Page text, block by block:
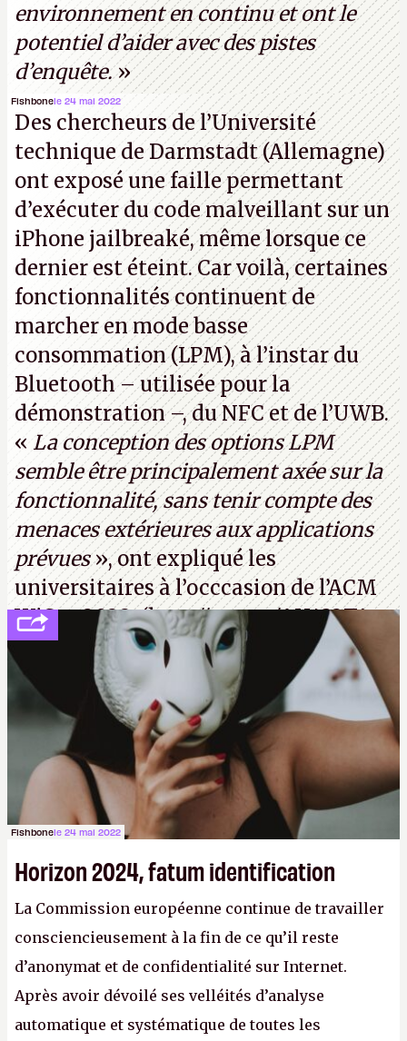
environnement en continu et ont le
potentiel d’aider avec des pistes
d’enquête.»
Fishbonele 24 mai 2022
Des chercheurs de l’Université
technique de Darmstadt (Allemagne)
ont exposé une faille permettant
d’exécuter du code malveillant sur un
iPhone jailbreaké, même lorsque ce
dernier est éteint. Car voilà, certaines
fonctionnalités continuent de
marcher en mode basse
consommation (LPM), à l’instar du
Bluetooth – utilisée pour la
démonstration –, du NFC et de l’UWB.
« La conception des options LPM
semble être principalement axée sur la
fonctionnalité, sans tenir compte des
menaces extérieures aux applications
prévues», ont expliqué les
universitaires à l’occcasion de l’ACM
WiSec 2022. (http://cpc.cx/AH432T1
(PDF) - Crédit photo : Pexels - Tyler
Lastovich)
Fishbonele 24 mai 2022
Horizon 2024, fatum identification
La Commission européenne continue de travailler
consciencieusement à la fin de ce qu’il reste
d’anonymat et de confidentialité sur Internet.
Après avoir dévoilé ses velléités d’analyse
automatique et systématique de toutes les